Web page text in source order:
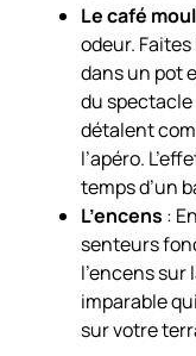
Le café
odeur.
dans un pot
du
détalent
l’apéro.
temps d’un
L’encens :
senteurs
l’encens sur
imparable
sur votre